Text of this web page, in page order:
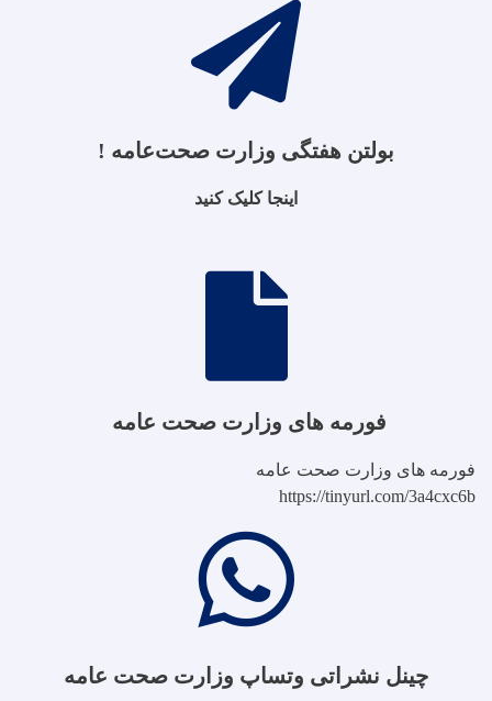
بولتن هفتگی وزارت صحت‌عامه !
اینجا کلیک کنید
فورمه های وزارت صحت عامه
فورمه های وزارت صحت عامه
https://tinyurl.com/3a4cxc6b
چینل نشراتی وتساپ وزارت صحت عامه